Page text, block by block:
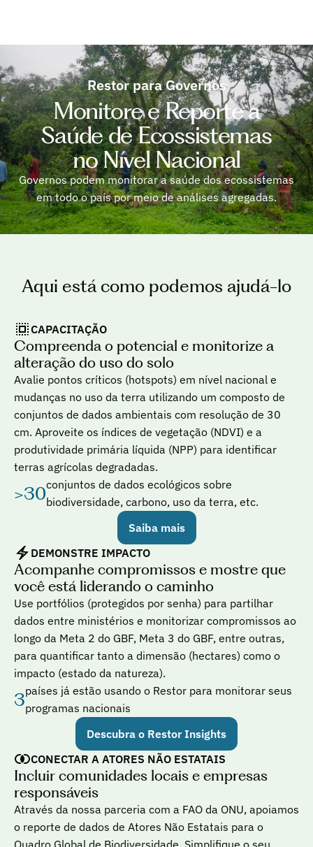
Restor para Governos
Monitore e Reporte a
Saúde de Ecossistemas
no Nível Nacional
Governos podem monitorar a saúde dos ecossistemas
em todo o país por meio de análises agregadas.
Aqui está como podemos ajudá-lo
CAPACITAÇÃO
Compreenda o potencial e monitorize a
alteração do uso do solo
Avalie pontos críticos (hotspots) em nível nacional e
mudanças no uso da terra utilizando um composto de
conjuntos de dados ambientais com resolução de 30
cm. Aproveite os índices de vegetação (NDVI) e a
produtividade primária líquida (NPP) para identificar
terras agrícolas degradadas.
>30conjuntos de dados ecológicos sobre
biodiversidade, carbono, uso da terra, etc.
Saiba mais
DEMONSTRE IMPACTO
Acompanhe compromissos e mostre que
você está liderando o caminho
Use portfólios (protegidos por senha) para partilhar
dados entre ministérios e monitorizar compromissos ao
longo da Meta 2 do GBF, Meta 3 do GBF, entre outras,
para quantificar tanto a dimensão (hectares) como o
impacto (estado da natureza).
3países já estão usando o Restor para monitorar seus
programas nacionais
Descubra o Restor Insights
CONECTAR A ATORES NÃO ESTATAIS
Incluir comunidades locais e empresas
responsáveis
Através da nossa parceria com a FAO da ONU, apoiamos
o reporte de dados de Atores Não Estatais para o
Quadro Global de Biodiversidade. Simplifique o seu